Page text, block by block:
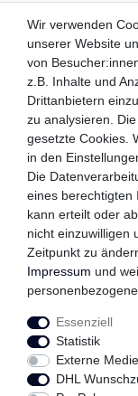
Impressum
Widerrufs­recht
Wir verwenden
unserer Website
von
z.B. Inhalte und
Drittanbietern
zu analysieren.
gesetzte Cookies.
in den
Die
eines berechtigten
kann erteilt oder
nicht einzuwilligen
Zeitpunkt zu
Impressum und
Essenziell
Statistik
Externe
DHL